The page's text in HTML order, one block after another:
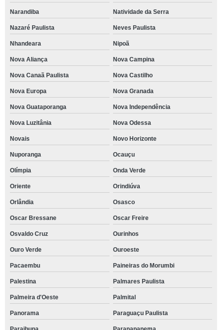
Narandiba Natividade da Serra
Nazaré Paulista Neves Paulista
Nhandeara Nipoã
Nova Aliança Nova Campina
Nova Canaã Paulista Nova Castilho
Nova Europa Nova Granada
Nova Guataporanga Nova Independência
Nova Luzitânia Nova Odessa
Novais Novo Horizonte
Nuporanga Ocauçu
Olímpia Onda Verde
Oriente Orindiúva
Orlândia Osasco
Oscar Bressane Oscar Freire
Osvaldo Cruz Ourinhos
Ouro Verde Ouroeste
Pacaembu Paineiras do Morumbi
Palestina Palmares Paulista
Palmeira d'Oeste Palmital
Panorama Paraguaçu Paulista